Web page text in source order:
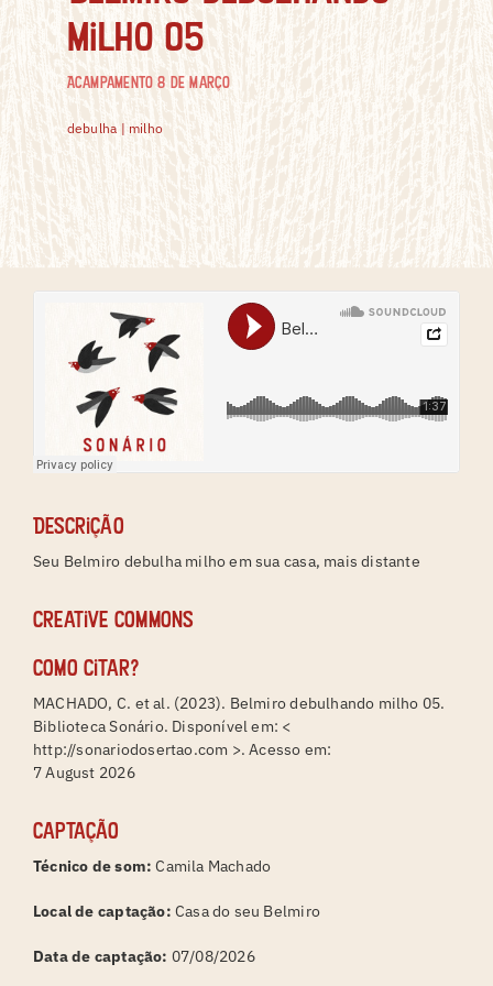
milho 05
Acampamento 8 de Março
debulha | milho
Descrição
Seu Belmiro debulha milho em sua casa, mais distante
Creative Commons
Como citar?
MACHADO, C. et al. (2023). Belmiro debulhando milho 05.
Biblioteca Sonário. Disponível em: <
http://sonariodosertao.com >. Acesso em:
7 August 2026
Captação
Técnico de som: Camila Machado
Local de captação: Casa do seu Belmiro
Data de captação: 07/08/2026